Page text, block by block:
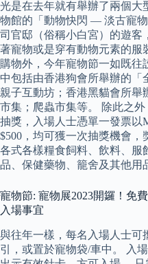
光是在去年就有舉辦了兩個大
物館的「動物快閃 — 淡古寵
司官邸（俗稱小白宮）的遊客
著寵物或是穿有動物元素的服
購物外，今年寵物節一如既往
中包括由香港狗會所舉辦的「
親子互動坊；香港黑貓會所舉
市集；爬蟲市集等。 除此之外
抽獎，入場人士憑單一發票以
$500，均可獲一次抽獎機會，
各式各樣糧食飼料、飲料、服
品、保健藥物、籠舍及其他用
寵物節: 寵物展2023開鑼！免
入場事宜
與往年一樣，每名入場人士可
引，或置於寵物袋/車中。 入